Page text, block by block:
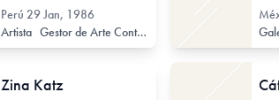
Perú 29 Jan, 1986
Artista Gestor de Arte Contemporáneo Investigador
Zina Katz